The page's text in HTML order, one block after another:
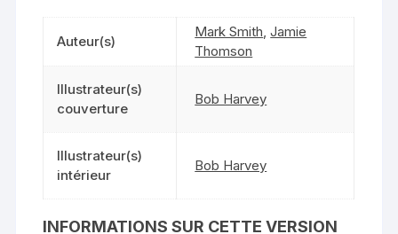
Auteur(s)
Mark Smith,Jamie
Thomson
Illustrateur(s)
couverture
Bob Harvey
Illustrateur(s)
intérieur
Bob Harvey
INFORMATIONS SUR CETTE VERSION